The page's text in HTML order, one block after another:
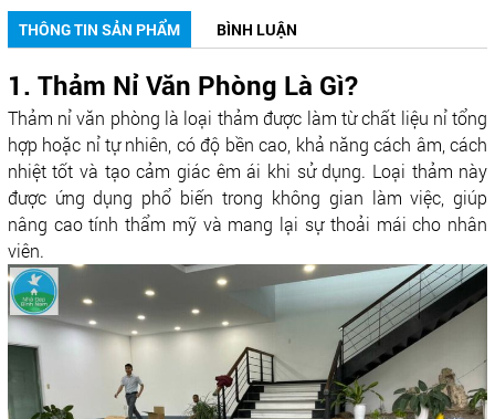
THÔNG TIN SẢN PHẨM BÌNH LUẬN
1. Thảm Nỉ Văn Phòng Là Gì?
Thảm nỉ văn phòng là loại thảm được làm từ chất liệu nỉ tổng
hợp hoặc nỉ tự nhiên, có độ bền cao, khả năng cách âm, cách
nhiệt tốt và tạo cảm giác êm ái khi sử dụng. Loại thảm này
được ứng dụng phổ biến trong không gian làm việc, giúp
nâng cao tính thẩm mỹ và mang lại sự thoải mái cho nhân
viên.